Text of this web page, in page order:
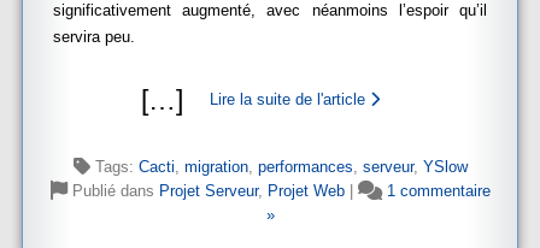
significativement augmenté, avec néanmoins l’espoir qu’il
servira peu.
[…] Lire la suite de l'article
Tags: Cacti, migration, performances, serveur, YSlow
Publié dans Projet Serveur, Projet Web|
1 commentaire
»